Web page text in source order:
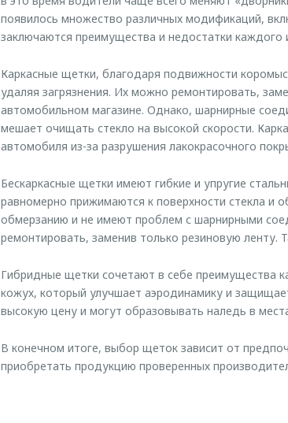
появилось множество различных модификаций,
заключаются преимущества и недостатки каждого
Каркасные щетки, благодаря подвижности
удаляя загрязнения. Их можно ремонтировать,
автомобильном магазине. Однако, шарнирные
мешает очищать стекло на высокой скорости.
автомобиля из-за разрушения лакокрасочного
Бескаркасные щетки имеют гибкие и упругие
равномерно прижимаются к поверхности стекла
обмерзанию и не имеют проблем с шарнирными
ремонтировать, заменив только резиновую
Гибридные щетки сочетают в себе преимущества
кожух, который улучшает аэродинамику и
высокую цену и могут образовывать наледь в
В конечном итоге, выбор щеток зависит от
приобретать продукцию проверенных